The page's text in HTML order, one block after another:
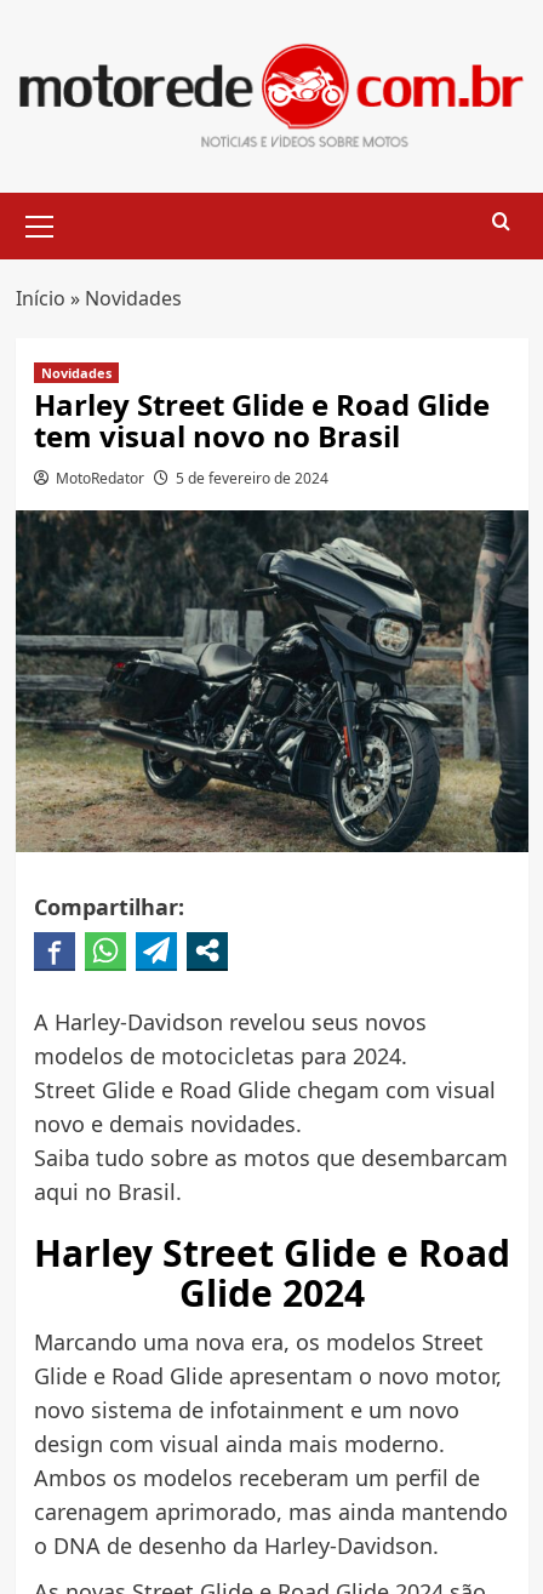
content
Menu
Início » Novidades
Novidades
Harley Street Glide e Road Glide
tem visual novo no Brasil
MotoRedator 5 de fevereiro de 2024
Compartilhar:
A Harley-Davidson revelou seus novos
modelos de motocicletas para 2024.
Street Glide e Road Glide chegam com visual
novo e demais novidades.
Saiba tudo sobre as motos que desembarcam
aqui no Brasil.
Harley Street Glide e Road
Glide 2024
Marcando uma nova era, os modelos Street
Glide e Road Glide apresentam o novo motor,
novo sistema de infotainment e um novo
design com visual ainda mais moderno.
Ambos os modelos receberam um perfil de
carenagem aprimorado, mas ainda mantendo
o DNA de desenho da Harley-Davidson.